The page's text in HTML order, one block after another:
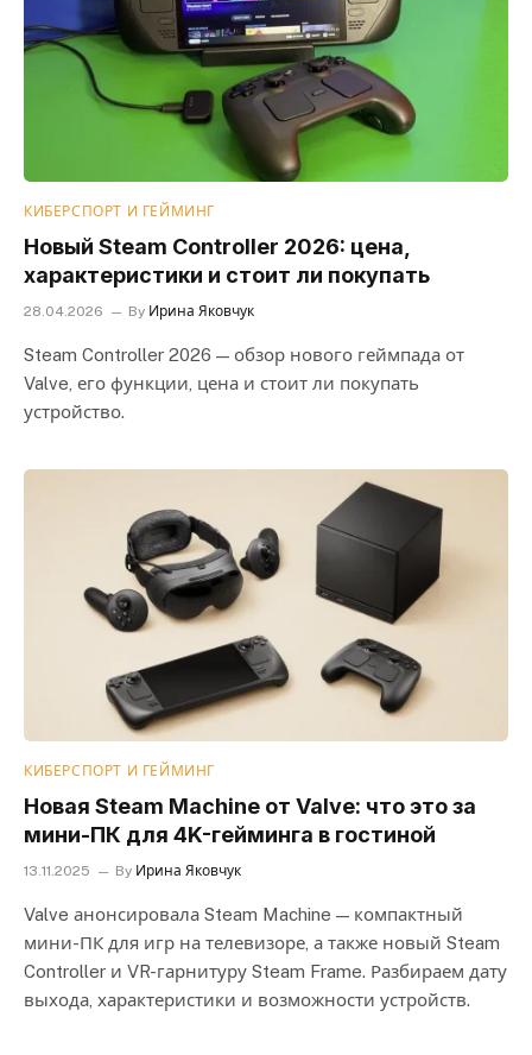
КИБЕРСПОРТ И ГЕЙМИНГ
Новый Steam Controller 2026: цена,
характеристики и стоит ли покупать
28.04.2026 By Ирина Яковчук
Steam Controller 2026 — обзор нового геймпада от
Valve, его функции, цена и стоит ли покупать
устройство.
КИБЕРСПОРТ И ГЕЙМИНГ
Новая Steam Machine от Valve: что это за
мини-ПК для 4K-гейминга в гостиной
13.11.2025 By Ирина Яковчук
Valve анонсировала Steam Machine — компактный
мини-ПК для игр на телевизоре, а также новый Steam
Controller и VR-гарнитуру Steam Frame. Разбираем дату
выхода, характеристики и возможности устройств.